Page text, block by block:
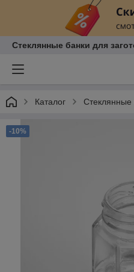
Стеклянные банки для
Каталог Стеклянные
-10%